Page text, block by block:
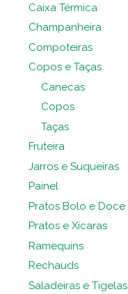
Caixa Térmica
Champanheira
Compoteiras
Copos e Taças
Canecas
Copos
Taças
Fruteira
Jarros e Suqueiras
Painel
Pratos Bolo e Doce
Pratos e Xícaras
Ramequins
Rechauds
Saladeiras e Tigelas